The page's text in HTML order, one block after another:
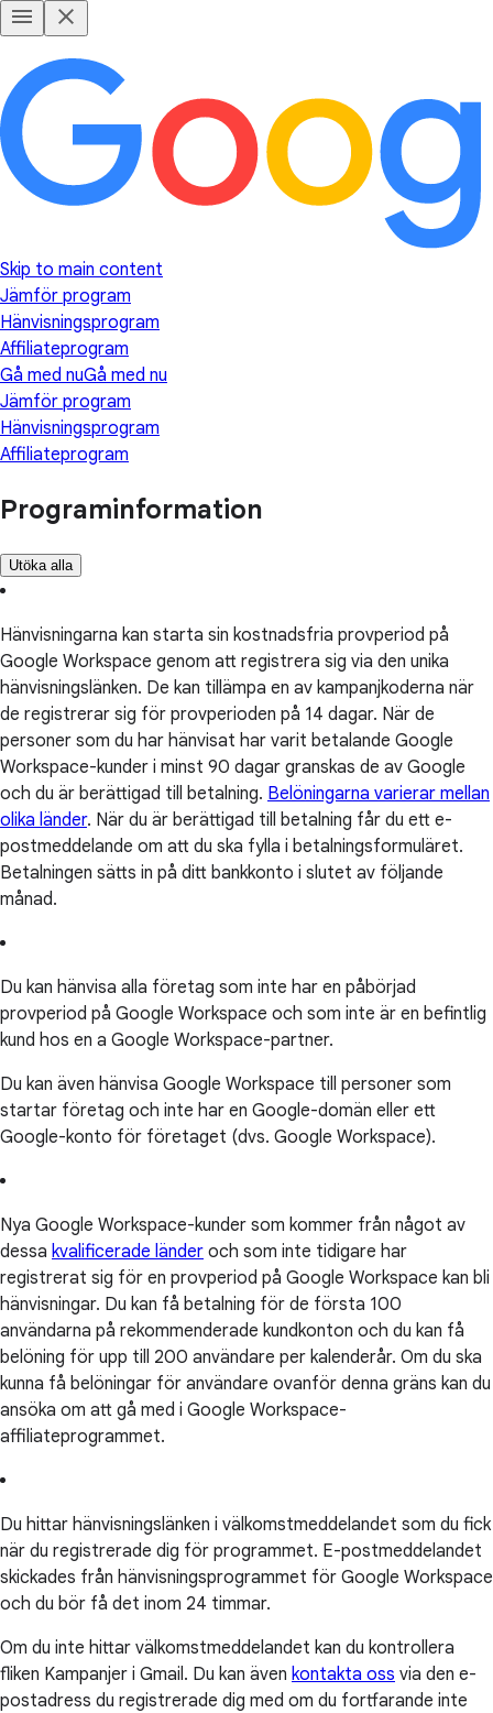
Skip to main content
Jämför program
Hänvisningsprogram
Affiliateprogram
Gå med nuGå med nu
Jämför program
Hänvisningsprogram
Affiliateprogram
Programinformation
Utöka alla
Hänvisningarna kan starta sin kostnadsfria provperiod på
Google Workspace genom att registrera sig via den unika
hänvisningslänken. De kan tillämpa en av kampanjkoderna när
de registrerar sig för provperioden på 14 dagar. När de
personer som du har hänvisat har varit betalande Google
Workspace-kunder i minst 90 dagar granskas de av Google
och du är berättigad till betalning. Belöningarna varierar mellan
olika länder. När du är berättigad till betalning får du ett e-
postmeddelande om att du ska fylla i betalningsformuläret.
Betalningen sätts in på ditt bankkonto i slutet av följande
månad.
Du kan hänvisa alla företag som inte har en påbörjad
provperiod på Google Workspace och som inte är en befintlig
kund hos en a Google Workspace-partner.
Du kan även hänvisa Google Workspace till personer som
startar företag och inte har en Google-domän eller ett
Google-konto för företaget (dvs. Google Workspace).
Nya Google Workspace-kunder som kommer från något av
dessa kvalificerade länder och som inte tidigare har
registrerat sig för en provperiod på Google Workspace kan bli
hänvisningar. Du kan få betalning för de första 100
användarna på rekommenderade kundkonton och du kan få
belöning för upp till 200 användare per kalenderår. Om du ska
kunna få belöningar för användare ovanför denna gräns kan du
ansöka om att gå med i Google Workspace-
affiliateprogrammet.
Du hittar hänvisningslänken i välkomstmeddelandet som du fick
när du registrerade dig för programmet. E-postmeddelandet
skickades från hänvisningsprogrammet för Google Workspace
och du bör få det inom 24 timmar.
Om du inte hittar välkomstmeddelandet kan du kontrollera
fliken Kampanjer i Gmail. Du kan även kontakta oss via den e-
postadress du registrerade dig med om du fortfarande inte